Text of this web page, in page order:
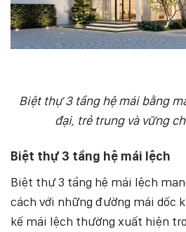
Biệt thự 3 tầng hệ mái bằng
đại, trẻ trung và vững
Biệt thự 3 tầng hệ mái lệch
Biệt thự 3 tầng hệ mái lệch
cách với những đường mái dốc
kế mái lệch thường xuất hiện